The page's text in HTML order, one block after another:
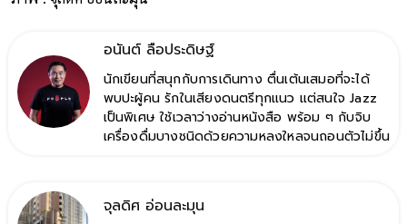
อนันต์ ลือประดิษฐ์
นักเขียนที่สนุกกับการเดินทาง ตื่นเต้นเสมอที่จะได้
พบปะผู้คน รักในเสียงดนตรีทุกแนว แต่สนใจ Jazz
เป็นพิเศษ ใช้เวลาว่างอ่านหนังสือ พร้อม ๆ กับจิบ
เครื่องดื่มบางชนิดด้วยความหลงใหลจนถอนตัวไม่ขึ้น
จุลดิศ อ่อนละมุน